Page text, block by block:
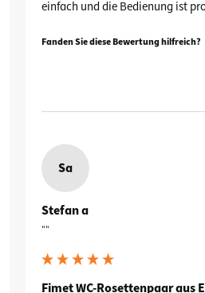
einfach und die Bedienung ist
Fanden Sie diese Bewertung hilfreich?
Sa
Stefan a
""
Fimet WC-Rosettenpaar aus